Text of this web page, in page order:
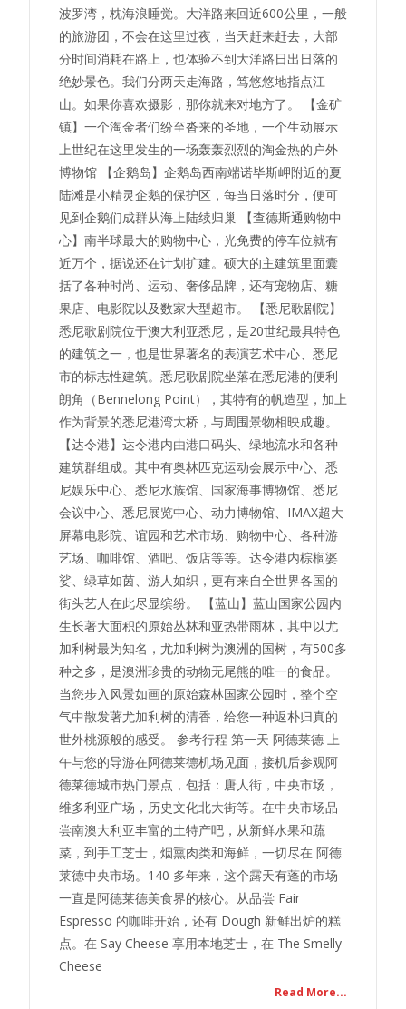
波罗湾，枕海浪睡觉。大洋路来回近600公里，一般
的旅游团，不会在这里过夜，当天赶来赶去，大部
分时间消耗在路上，也体验不到大洋路日出日落的
绝妙景色。我们分两天走海路，笃悠悠地指点江
山。如果你喜欢摄影，那你就来对地方了。 【金矿
镇】一个淘金者们纷至沓来的圣地，一个生动展示
上世纪在这里发生的一场轰轰烈烈的淘金热的户外
博物馆 【企鹅岛】企鹅岛西南端诺毕斯岬附近的夏
陆滩是小精灵企鹅的保护区，每当日落时分，便可
见到企鹅们成群从海上陆续归巢 【查德斯通购物中
心】南半球最大的购物中心，光免费的停车位就有
近万个，据说还在计划扩建。硕大的主建筑里面囊
括了各种时尚、运动、奢侈品牌，还有宠物店、糖
果店、电影院以及数家大型超市。 【悉尼歌剧院】
悉尼歌剧院位于澳大利亚悉尼，是20世纪最具特色
的建筑之一，也是世界著名的表演艺术中心、悉尼
市的标志性建筑。悉尼歌剧院坐落在悉尼港的便利
朗角（Bennelong Point），其特有的帆造型，加上
作为背景的悉尼港湾大桥，与周围景物相映成趣。
【达令港】达令港内由港口码头、绿地流水和各种
建筑群组成。其中有奥林匹克运动会展示中心、悉
尼娱乐中心、悉尼水族馆、国家海事博物馆、悉尼
会议中心、悉尼展览中心、动力博物馆、IMAX超大
屏幕电影院、谊园和艺术市场、购物中心、各种游
艺场、咖啡馆、酒吧、饭店等等。达令港内棕榈婆
娑、绿草如茵、游人如织，更有来自全世界各国的
街头艺人在此尽显缤纷。 【蓝山】蓝山国家公园内
生长著大面积的原始丛林和亚热带雨林，其中以尤
加利树最为知名，尤加利树为澳洲的国树，有500多
种之多，是澳洲珍贵的动物无尾熊的唯一的食品。
当您步入风景如画的原始森林国家公园时，整个空
气中散发著尤加利树的清香，给您一种返朴归真的
世外桃源般的感受。 参考行程 第一天 阿德莱德 上
午与您的导游在阿德莱德机场见面，接机后参观阿
德莱德城市热门景点，包括：唐人街，中央市场，
维多利亚广场，历史文化北大街等。在中央市场品
尝南澳大利亚丰富的土特产吧，从新鲜水果和蔬
菜，到手工芝士，烟熏肉类和海鲜，一切尽在 阿德
莱德中央市场。140 多年来，这个露天有蓬的市场
一直是阿德莱德美食界的核心。从品尝 Fair
Espresso 的咖啡开始，还有 Dough 新鲜出炉的糕
点。在 Say Cheese 享用本地芝士，在 The Smelly
Cheese
Read More...